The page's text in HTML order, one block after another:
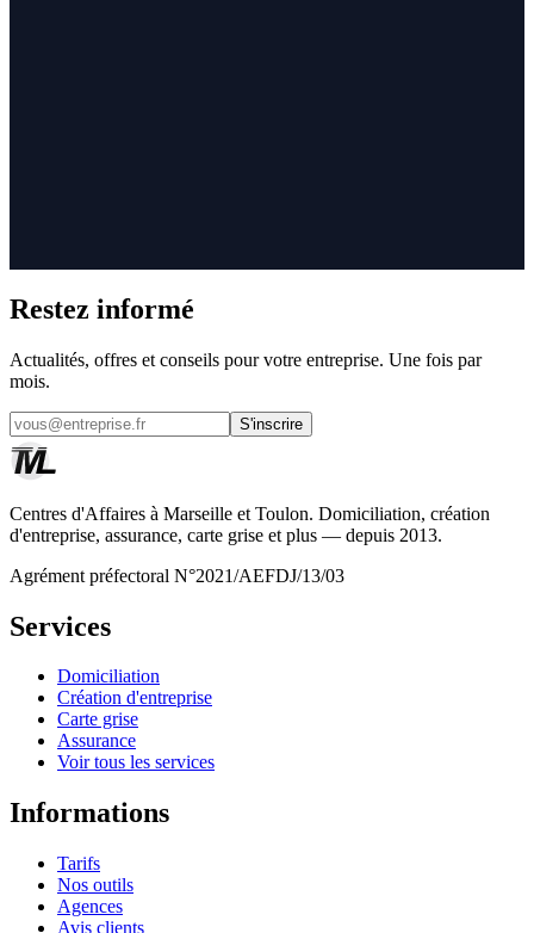
Restez informé
Actualités, offres et conseils pour votre entreprise. Une fois par
mois.
S'inscrire
Centres d'Affaires à Marseille et Toulon. Domiciliation, création
d'entreprise, assurance, carte grise et plus — depuis 2013.
Agrément préfectoral N°2021/AEFDJ/13/03
Services
Domiciliation
Création d'entreprise
Carte grise
Assurance
Voir tous les services
Informations
Tarifs
Nos outils
Agences
Avis clients